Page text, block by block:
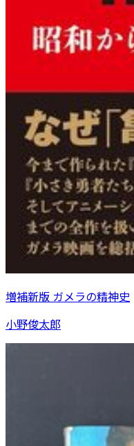
増補新版 ガメラの精神史
小野俊太郎